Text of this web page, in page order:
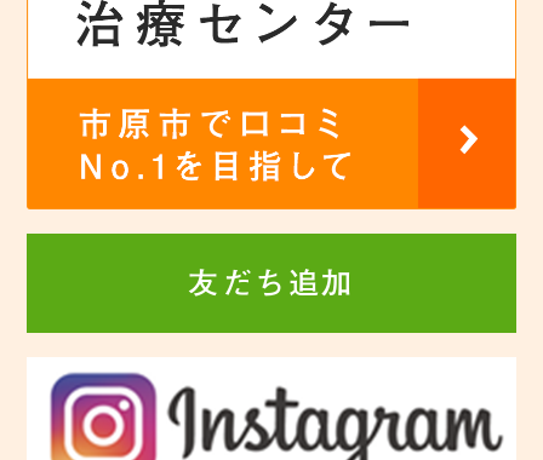
友だち追加